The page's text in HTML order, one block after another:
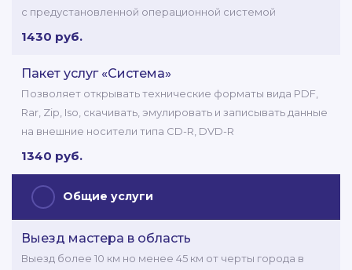
с предустановленной операционной системой
1430 руб.
Пакет услуг «Система»
Позволяет открывать технические форматы вида PDF,
Rar, Zip, Iso, скачивать, эмулировать и записывать данные
на внешние носители типа СD-R, DVD-R
1340 руб.
Общие услуги
Выезд мастера в область
Выезд более 10 км но менее 45 км от черты города в